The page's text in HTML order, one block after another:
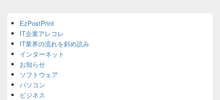
Sidebar
Widget
Area
EzPostPrint
IT企業アレコレ
IT業界の流れを斜め読み
インターネット
お知らせ
ソフトウェア
パソコン
ビジネス